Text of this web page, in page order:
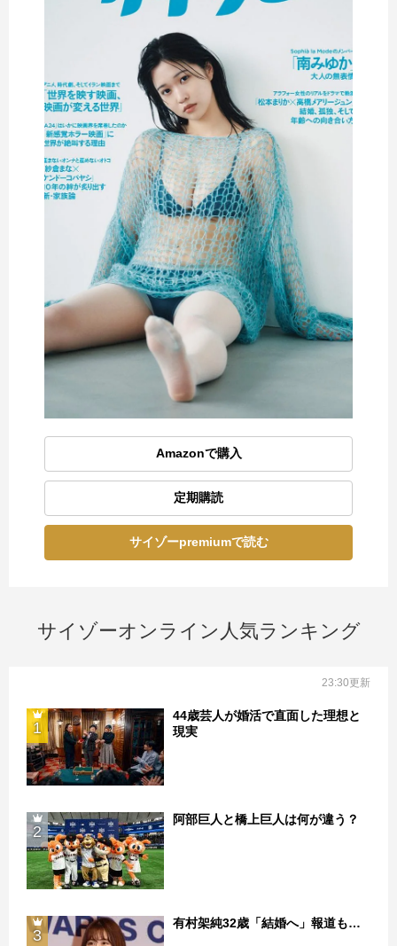
Amazonで購入
定期購読
サイゾーpremiumで読む
サイゾーオンライン人気ランキング
23:30更新
1
44歳芸人が婚活で直面した理想と
現実
2
阿部巨人と橋上巨人は何が違う？
3
有村架純32歳「結婚へ」報道も…